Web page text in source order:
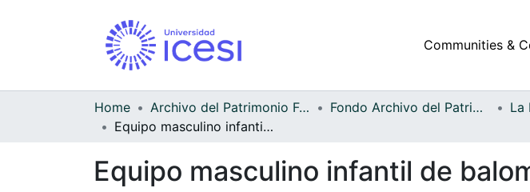
Communities &
Home Archivo del Patrimonio Fotográfico y Fílmico del Valle del Cauca Fondo Archivo del Patrimonio Fotográfico y Fílmico del Valle del Cauca
Equipo masculino infantil de balompie "Club Vallejuelo"
Equipo masculino infantil de